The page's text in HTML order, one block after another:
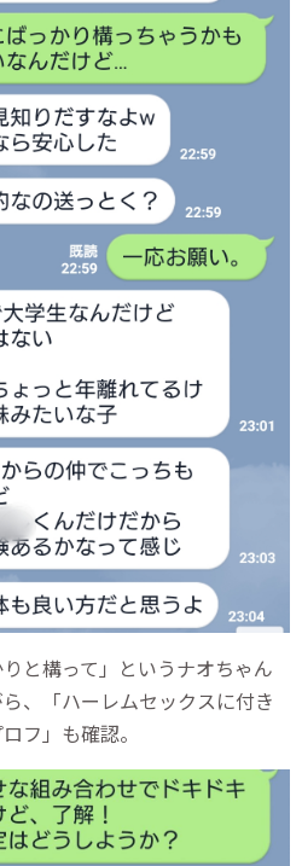
と構って」というナオちゃん
、「ハーレムセックスに付き
フ」も確認。